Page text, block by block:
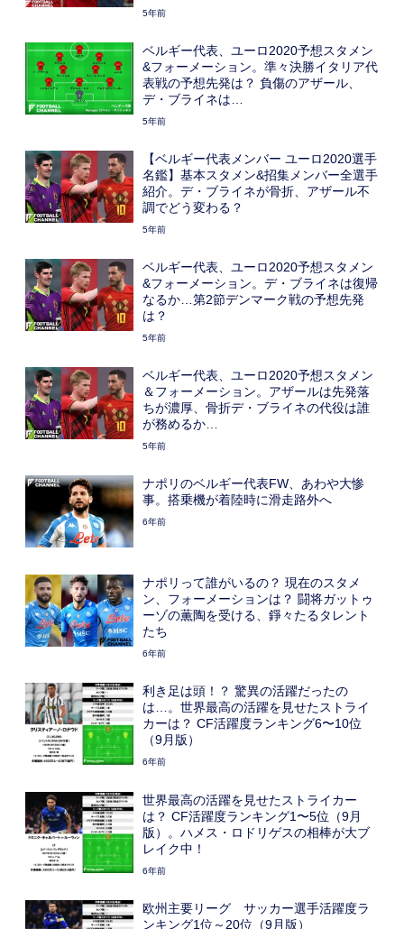
5年前
ベルギー代表、ユーロ2020予想スタメン
&フォーメーション。準々決勝イタリア代
表戦の予想先発は？ 負傷のアザール、
デ・ブライネは…
5年前
【ベルギー代表メンバー ユーロ2020選手
名鑑】基本スタメン&招集メンバー全選手
紹介。デ・ブライネが骨折、アザール不
調でどう変わる？
5年前
ベルギー代表、ユーロ2020予想スタメン
&フォーメーション。デ・ブライネは復帰
なるか…第2節デンマーク戦の予想先発
は？
5年前
ベルギー代表、ユーロ2020予想スタメン
＆フォーメーション。アザールは先発落
ちが濃厚、骨折デ・ブライネの代役は誰
が務めるか…
5年前
ナポリのベルギー代表FW、あわや大惨
事。搭乗機が着陸時に滑走路外へ
6年前
ナポリって誰がいるの？ 現在のスタメ
ン、フォーメーションは？ 闘将ガットゥ
ーゾの薫陶を受ける、錚々たるタレント
たち
6年前
利き足は頭！？ 驚異の活躍だったの
は…。世界最高の活躍を見せたストライ
カーは？ CF活躍度ランキング6〜10位
（9月版）
6年前
世界最高の活躍を見せたストライカー
は？ CF活躍度ランキング1〜5位（9月
版）。ハメス・ロドリゲスの相棒が大ブ
レイク中！
6年前
欧州主要リーグ サッカー選手活躍度ラ
ンキング1位～20位（9月版）